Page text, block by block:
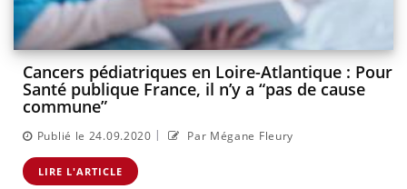
Cancers pédiatriques en Loire-Atlantique : Pour
Santé publique France, il n’y a “pas de cause
commune”
Publié le 24.09.2020 | Par Mégane Fleury
LIRE L'ARTICLE